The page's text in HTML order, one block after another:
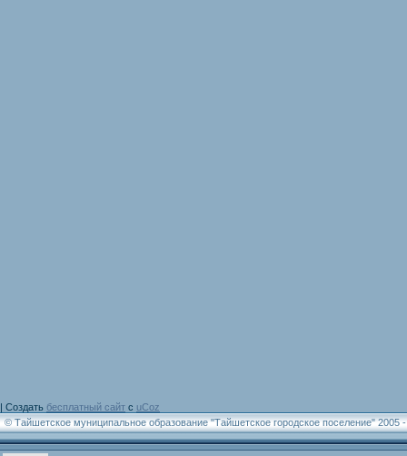
| Создать бесплатный сайт с uCoz
© Тайшетское муниципальное образование "Тайшетское городское поселение" 2005